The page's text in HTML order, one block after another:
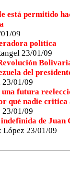
está permitido
09
política
23/01/09
del
23/01/09
futura
qué nadie
23/01/09
de Juan
López 23/01/09